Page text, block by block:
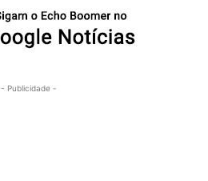
- Publicidade -